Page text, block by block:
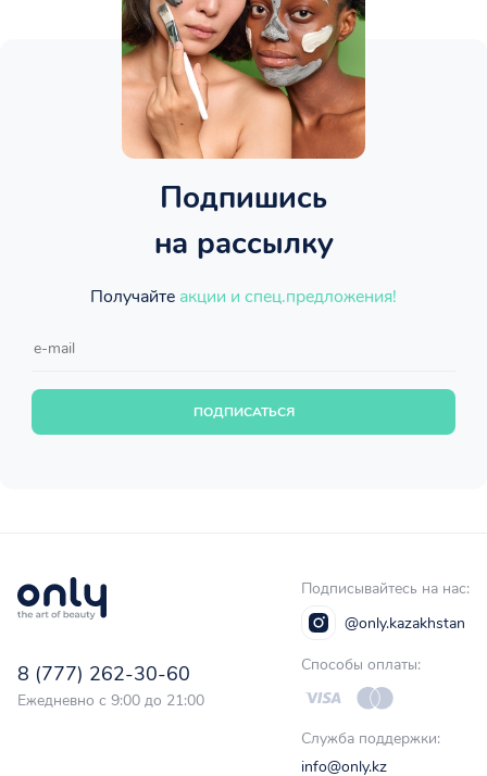
Подпишись
на рассылку
Получайте акции и спец.предложения!
ПОДПИСАТЬСЯ
8 (777) 262-30-60
Ежедневно с 9:00 до 21:00
Подписывайтесь на нас:
@only.kazakhstan
Способы оплаты:
Служба поддержки:
info@only.kz